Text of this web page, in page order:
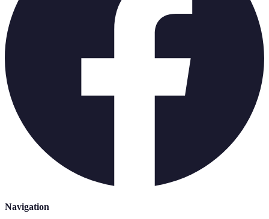
Navigation